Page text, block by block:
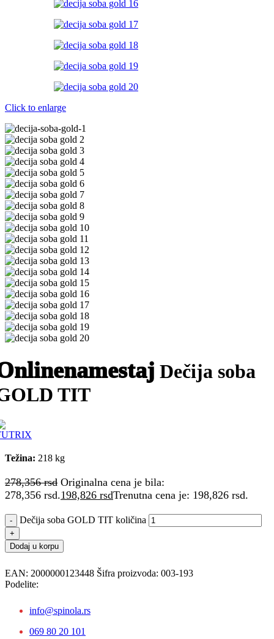
Click to enlarge
Dečija soba
TIT
Težina: 218 kg
278,356rsd Originalna cena je bila:
278,356 rsd.198,826 rsdTrenutna cena je: 198,826 rsd.
Dečija soba GOLD TIT količina
Dodaj u korpu
EAN: 2000000123448 Šifra proizvoda: 003-193
Podelite:
info@spinola.rs
069 80 20 101